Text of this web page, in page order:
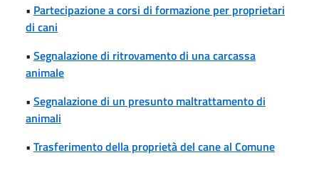
• Partecipazione a corsi di formazione per proprietari
di cani
• Segnalazione di ritrovamento di una carcassa
animale
• Segnalazione di un presunto maltrattamento di
animali
• Trasferimento della proprietà del cane al Comune